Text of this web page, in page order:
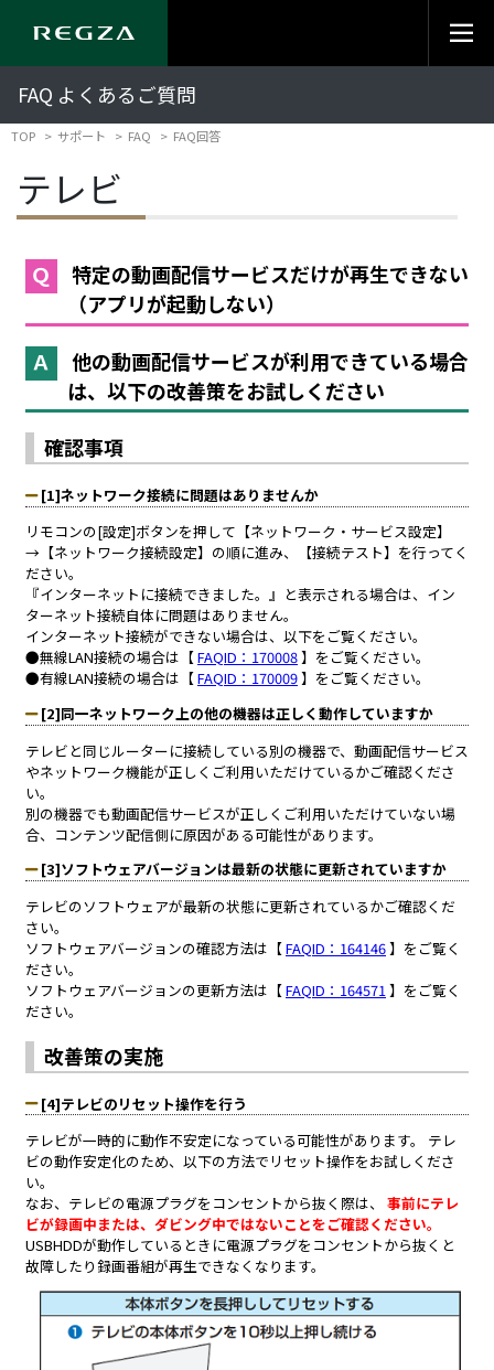
FAQ よくあるご質問
TOP サポート FAQ FAQ回答
テレビ